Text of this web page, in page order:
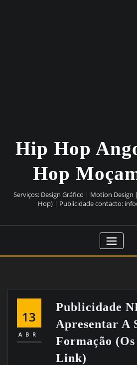
Hip Hop
Hop
Serviços: Design Gráfico | Motion
Hop) | Publicidade contacto:
13
ABR
Publicidade
Apresentar A
Formação
Link)